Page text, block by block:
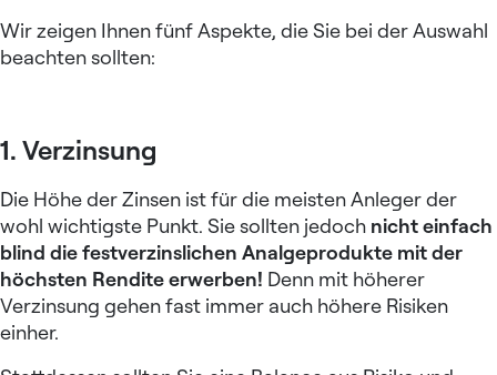
Wir zeigen Ihnen fünf Aspekte, die Sie bei der Auswahl
beachten sollten:
1. Verzinsung
Die Höhe der Zinsen ist für die meisten Anleger der
wohl wichtigste Punkt. Sie sollten jedoch nicht einfach
blind die festverzinslichen Analgeprodukte mit der
höchsten Rendite erwerben! Denn mit höherer
Verzinsung gehen fast immer auch höhere Risiken
einher.